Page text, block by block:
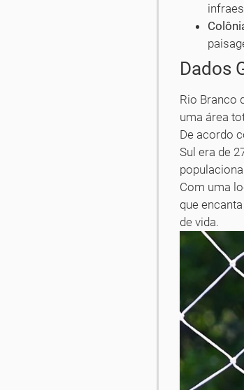
Dados
Rio Branco
uma área
De acordo
Sul era de
Com uma
que
de vida.